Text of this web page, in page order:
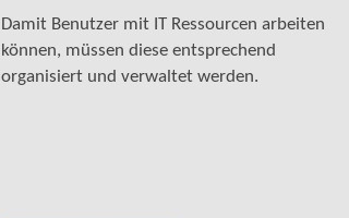
Damit Benutzer mit IT Ressourcen arbeiten
können, müssen diese entsprechend
organisiert und verwaltet werden.